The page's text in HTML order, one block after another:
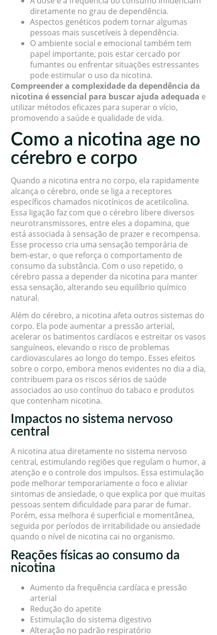
diretamente no grau de dependência.
Aspectos genéticos podem tornar algumas
pessoas mais suscetíveis à dependência.
O ambiente social e emocional também tem
papel importante, pois estar cercado por
fumantes ou enfrentar situações estressantes
pode estimular o uso da nicotina.
Compreender a complexidade da dependência da
nicotina é essencial para buscar ajuda adequada e
utilizar métodos eficazes para superar o vício,
promovendo a saúde e qualidade de vida.
Como a nicotina age no
cérebro e corpo
Quando a nicotina entra no corpo, ela rapidamente
alcança o cérebro, onde se liga a receptores
específicos chamados nicotínicos de acetilcolina.
Essa ligação faz com que o cérebro libere diversos
neurotransmissores, entre eles a dopamina, que
está associada à sensação de prazer e recompensa.
Esse processo cria uma sensação temporária de
bem-estar, o que reforça o comportamento de
consumo da substância. Com o uso repetido, o
cérebro passa a depender da nicotina para manter
essa sensação, alterando seu equilíbrio químico
natural.
Além do cérebro, a nicotina afeta outros sistemas do
corpo. Ela pode aumentar a pressão arterial,
acelerar os batimentos cardíacos e estreitar os vasos
sanguíneos, elevando o risco de problemas
cardiovasculares ao longo do tempo. Esses efeitos
sobre o corpo, embora menos evidentes no dia a dia,
contribuem para os riscos sérios de saúde
associados ao uso contínuo do tabaco e produtos
que contenham nicotina.
Impactos no sistema nervoso
central
A nicotina atua diretamente no sistema nervoso
central, estimulando regiões que regulam o humor, a
atenção e o controle dos impulsos. Essa estimulação
pode melhorar temporariamente o foco e aliviar
sintomas de ansiedade, o que explica por que muitas
pessoas sentem dificuldade para parar de fumar.
Porém, essa melhora é superficial e momentânea,
seguida por períodos de irritabilidade ou ansiedade
quando o nível de nicotina cai no organismo.
Reações físicas ao consumo da
nicotina
Aumento da frequência cardíaca e pressão
arterial
Redução do apetite
Estimulação do sistema digestivo
Alteração no padrão respiratório